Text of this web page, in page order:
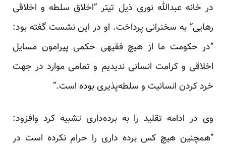
در خانه عبدالله ‏نوری ذیل تیتر “اخلاق سلطه و اخلاقی
رهایی” به سخنرانی پرداخت. او در این نشست گفته بود:
“در حکومت ما از ‏هیچ فقیهی حکمی پیرامون مسایل
اخلاقی و کرامت انسانی ندیدیم و تمامی موارد در جهت
خرد کردن انسانیت و ‏سلطه‌پذیری بوده است.” ‏
وی در ادامه تقلید را به برده‌داری تشبیه کرد وافزود:
“همچنین هیچ کس برده ‌داری را حرام نکرده است در